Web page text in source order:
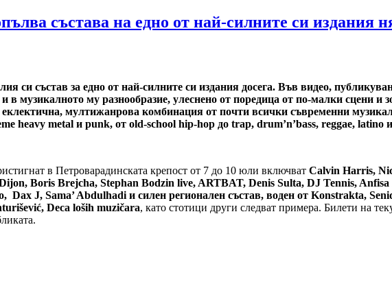
състава на едно от най-силните си издания
състав за едно от най-силните си издания досега. Във видео,
музикалното му разнообразие, улеснено от поредица от по-малки сцени и
мултижанрова комбинация от почти всички съвременни
heavy metal и punk, от old-school hip-hop до trap, drum’n’bass, reggae, latino
в Петроварадинската крепост от 7 до 10 юли включват Calvin Harris,
Boris Brejcha, Stephan Bodzin live, ARTBAT, Denis Sulta, DJ Tennis,
J, Sama’ Abdulhadi и силен регионален състав, воден от Konstrakta,
Deca loših muzičara, като стотици други следват примера. Билети на